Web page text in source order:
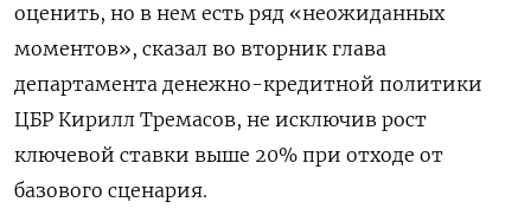
оценить, но в нем есть ряд «неожиданных
моментов», сказал во вторник глава
департамента денежно-кредитной политики
ЦБР Кирилл Тремасов, не исключив рост
ключевой ставки выше 20% при отходе от
базового сценария.